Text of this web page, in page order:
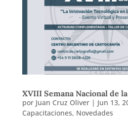
XVIII Semana Nacional de
por Juan Cruz Oliver| Jun 13,
Capacitaciones, Novedades